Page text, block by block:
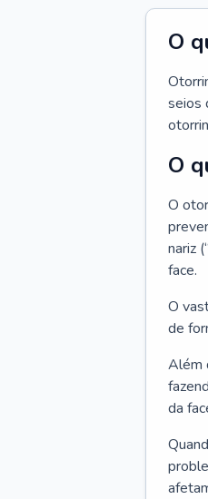
O
seios
O
O
nariz
face.
O
de
Além
da